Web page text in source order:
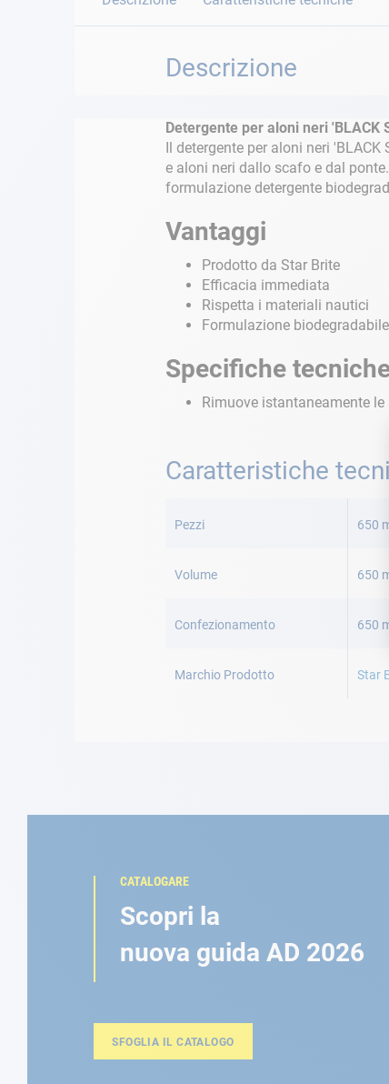
Descrizione
Detergente per aloni neri 'BLACK
Il detergente per aloni neri
e aloni neri dallo scafo e dal
formulazione detergente
Vantaggi
Prodotto da Star Brite
Efficacia immediata
Rispetta i materiali nautici
Formulazione
Specifiche
Rimuove istantaneamente
Caratteristiche
Informazioni
Pezzi 650
Volume 650
Confezionamento 650
Marchio Prodotto Star
CATALOGARE
Scopri la
nuova guida AD 2026
SFOGLIA IL CATALOGO